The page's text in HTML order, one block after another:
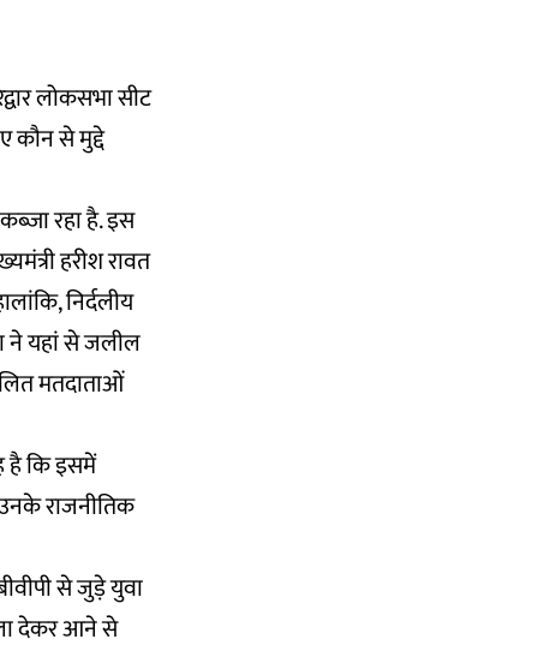
लोकसभा सीट
कौन से मुद्दे
रहा है. इस
हरीश रावत
निर्दलीय
ने यहां से जलील
मतदाताओं
है कि इसमें
राजनीतिक
से जुड़े युवा
देकर आने से